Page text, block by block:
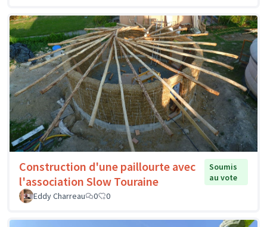
Construction d'une paillourte avec
l'association Slow Touraine
Soumis
au vote
Eddy Charreau
0 0